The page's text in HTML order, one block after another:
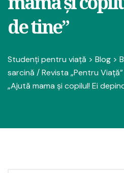
de tine”
Studenți pentru viață > Blog >
sarcină / Revista „Pentru
„Ajută mama și copilul! Ei